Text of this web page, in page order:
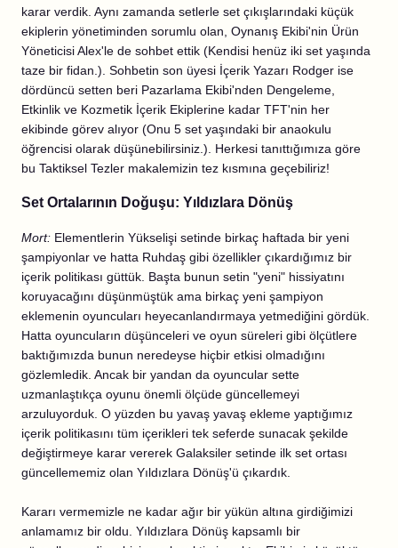
karar verdik. Aynı zamanda setlerle set çıkışlarındaki küçük
ekiplerin yönetiminden sorumlu olan, Oynanış Ekibi'nin Ürün
Yöneticisi Alex'le de sohbet ettik (Kendisi henüz iki set yaşında
taze bir fidan.). Sohbetin son üyesi İçerik Yazarı Rodger ise
dördüncü setten beri Pazarlama Ekibi'nden Dengeleme,
Etkinlik ve Kozmetik İçerik Ekiplerine kadar TFT'nin her
ekibinde görev alıyor (Onu 5 set yaşındaki bir anaokulu
öğrencisi olarak düşünebilirsiniz.). Herkesi tanıttığımıza göre
bu Taktiksel Tezler makalemizin tez kısmına geçebiliriz!
Set Ortalarının Doğuşu: Yıldızlara Dönüş
Mort: Elementlerin Yükselişi setinde birkaç haftada bir yeni
şampiyonlar ve hatta Ruhdaş gibi özellikler çıkardığımız bir
içerik politikası güttük. Başta bunun setin "yeni" hissiyatını
koruyacağını düşünmüştük ama birkaç yeni şampiyon
eklemenin oyuncuları heyecanlandırmaya yetmediğini gördük.
Hatta oyuncuların düşünceleri ve oyun süreleri gibi ölçütlere
baktığımızda bunun neredeyse hiçbir etkisi olmadığını
gözlemledik. Ancak bir yandan da oyuncular sette
uzmanlaştıkça oyunu önemli ölçüde güncellemeyi
arzuluyorduk. O yüzden bu yavaş yavaş ekleme yaptığımız
içerik politikasını tüm içerikleri tek seferde sunacak şekilde
değiştirmeye karar vererek Galaksiler setinde ilk set ortası
güncellememiz olan Yıldızlara Dönüş'ü çıkardık.
Kararı vermemizle ne kadar ağır bir yükün altına girdiğimizi
anlamamız bir oldu. Yıldızlara Dönüş kapsamlı bir